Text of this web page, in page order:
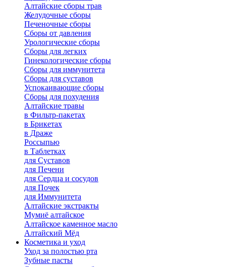
Алтайские сборы трав
Желудочные сборы
Печеночные сборы
Сборы от давления
Урологические сборы
Сборы для легких
Гинекологические сборы
Сборы для иммунитета
Сборы для суставов
Успокаивающие сборы
Сборы для похудения
Алтайские травы
в Фильтр-пакетах
в Брикетах
в Драже
Россыпью
в Таблетках
для Cуставов
для Печени
для Сердца и сосудов
для Почек
для Иммунитета
Алтайские экстракты
Мумиё алтайское
Алтайское каменное масло
Алтайский Мёд
Косметика и уход
Уход за полостью рта
Зубные пасты